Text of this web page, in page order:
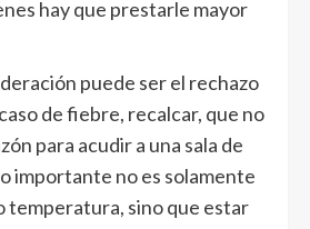
hay que prestarle mayor
puede ser el rechazo
de fiebre, recalcar, que no
para acudir a una sala de
importante no es solamente
temperatura, sino que estar